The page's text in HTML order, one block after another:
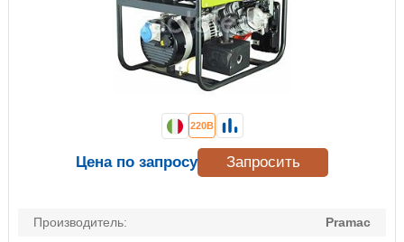
Производитель:
Pramac
220В
Цена по запросу Запросить